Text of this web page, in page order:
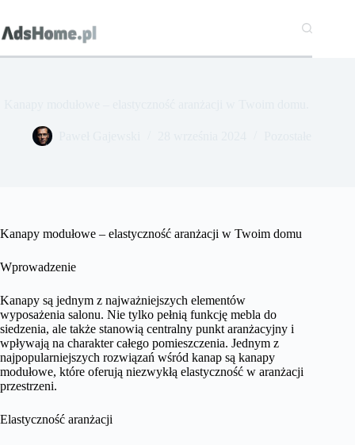
treści
Kanapy modułowe – elastyczność aranżacji w Twoim domu
Wprowadzenie
Kanapy są jednym z najważniejszych elementów
wyposażenia salonu. Nie tylko pełnią funkcję mebla do
siedzenia, ale także stanowią centralny punkt aranżacyjny i
wpływają na charakter całego pomieszczenia. Jednym z
najpopularniejszych rozwiązań wśród kanap są kanapy
modułowe, które oferują niezwykłą elastyczność w aranżacji
przestrzeni.
Elastyczność aranżacji